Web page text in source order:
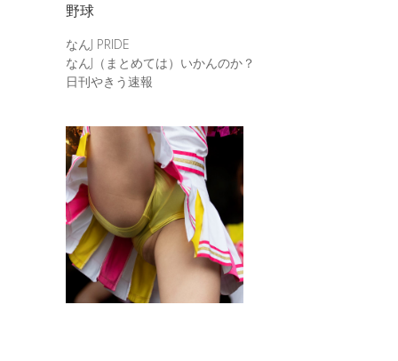
野球
なんJ PRIDE
なんJ（まとめては）いかんのか？
日刊やきう速報